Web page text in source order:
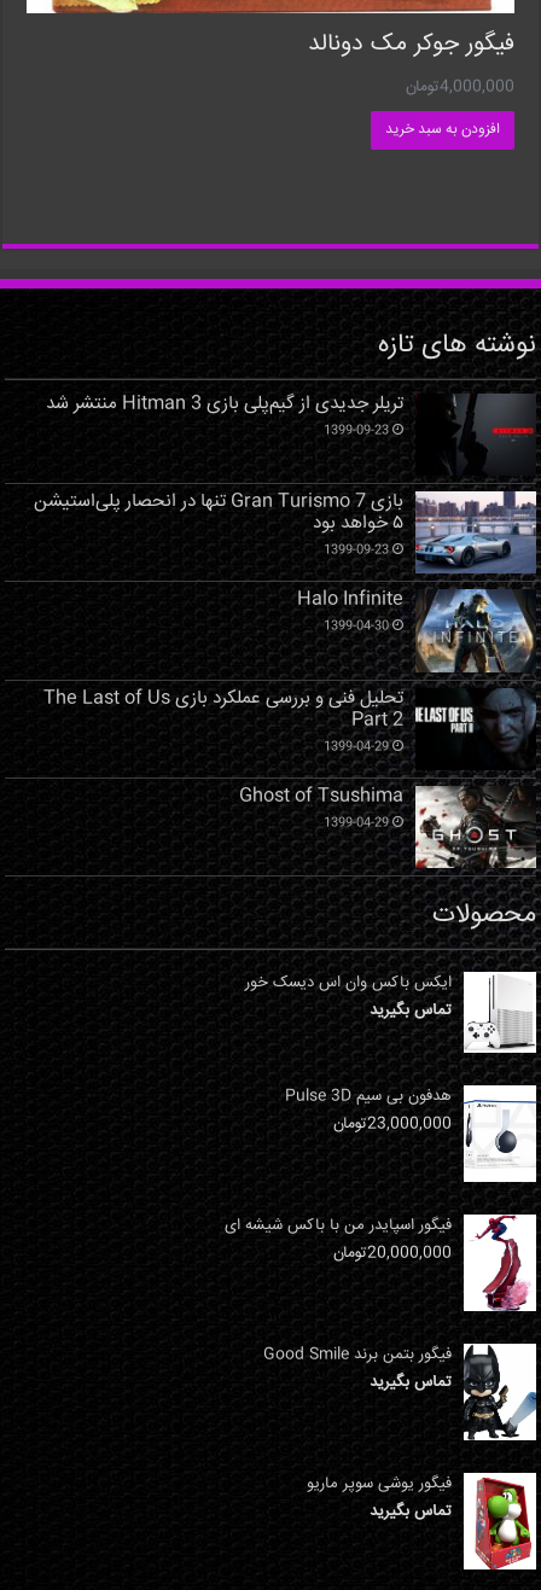
فیگور جوکر مک دونالد
4,000,000تومان
افزودن به سبد خرید
نوشته های تازه
تریلر جدیدی از گیم‌پلی بازی Hitman 3 منتشر شد
1399-09-23
بازی Gran Turismo 7 تنها در انحصار پلی‌استیشن
۵ خواهد بود
1399-09-23
Halo Infinite
1399-04-30
تحلیل فنی و بررسی عملکرد بازی The Last of Us
Part 2
1399-04-29
Ghost of Tsushima
1399-04-29
محصولات
ایکس باکس وان اس دیسک خور
تماس بگیرید
هدفون بی سیم Pulse 3D
23,000,000تومان
فیگور اسپایدر من با باکس شیشه ای
20,000,000تومان
فیگور بتمن برند Good Smile
تماس بگیرید
فیگور یوشی سوپر ماریو
تماس بگیرید